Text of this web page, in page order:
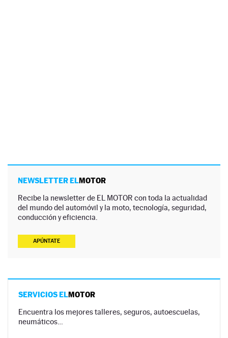
NEWSLETTER ELMOTOR
Recibe la newsletter de EL MOTOR con toda la actualidad
del mundo del automóvil y la moto, tecnología, seguridad,
conducción y eficiencia.
APÚNTATE
SERVICIOS ELMOTOR
Encuentra los mejores talleres, seguros, autoescuelas,
neumáticos…